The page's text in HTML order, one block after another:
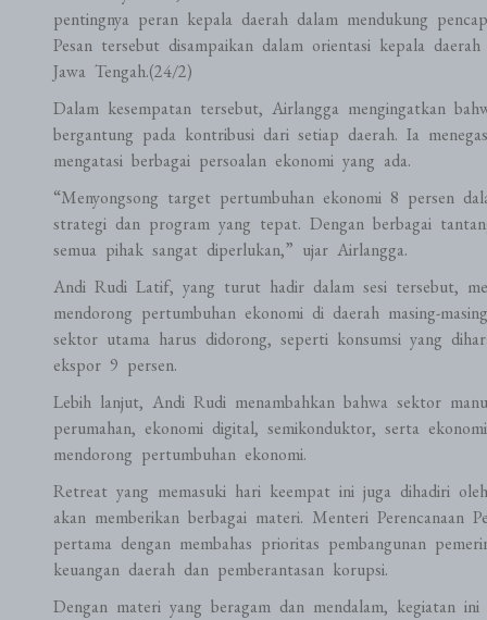
pentingnya peran kepala daerah dalam mendukung
Pesan tersebut disampaikan dalam orientasi kepala
Jawa Tengah.(24/2)
Dalam kesempatan tersebut, Airlangga mengingatkan
bergantung pada kontribusi dari setiap daerah. Ia
mengatasi berbagai persoalan ekonomi yang ada.
“Menyongsong target pertumbuhan ekonomi 8 persen
strategi dan program yang tepat. Dengan berbagai
semua pihak sangat diperlukan,” ujar Airlangga.
Andi Rudi Latif, yang turut hadir dalam sesi tersebut,
mendorong pertumbuhan ekonomi di daerah masing-
sektor utama harus didorong, seperti konsumsi yang
ekspor 9 persen.
Lebih lanjut, Andi Rudi menambahkan bahwa sektor
perumahan, ekonomi digital, semikonduktor, serta
mendorong pertumbuhan ekonomi.
Retreat yang memasuki hari keempat ini juga dihadiri
akan memberikan berbagai materi. Menteri Perencanaan
pertama dengan membahas prioritas pembangunan
keuangan daerah dan pemberantasan korupsi.
Dengan materi yang beragam dan mendalam, kegiatan